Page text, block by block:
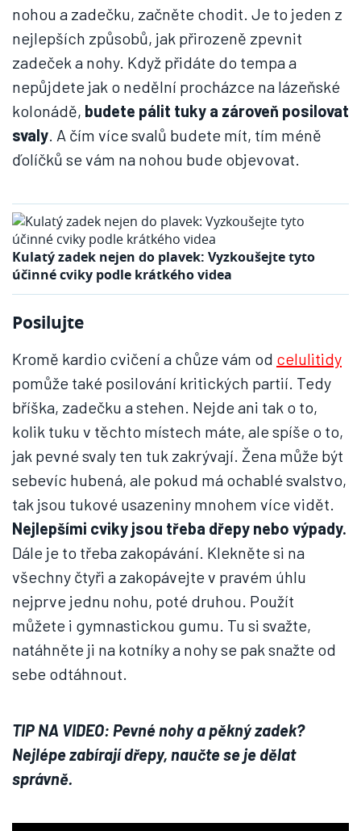
nohou a zadečku, začněte chodit. Je to jeden z
nejlepších způsobů, jak přirozeně zpevnit
zadeček a nohy. Když přidáte do tempa a
nepůjdete jak o nedělní procházce na lázeňské
kolonádě, budete pálit tuky a zároveň posilovat
svaly. A čím více svalů budete mít, tím méně
ďolíčků se vám na nohou bude objevovat.
Kulatý zadek nejen do plavek: Vyzkoušejte tyto
účinné cviky podle krátkého videa
Posilujte
Kromě kardio cvičení a chůze vám od celulitidy
pomůže také posilování kritických partií. Tedy
bříška, zadečku a stehen. Nejde ani tak o to,
kolik tuku v těchto místech máte, ale spíše o to,
jak pevné svaly ten tuk zakrývají. Žena může být
sebevíc hubená, ale pokud má ochablé svalstvo,
tak jsou tukové usazeniny mnohem více vidět.
Nejlepšími cviky jsou třeba dřepy nebo výpady.
Dále je to třeba zakopávání. Klekněte si na
všechny čtyři a zakopávejte v pravém úhlu
nejprve jednu nohu, poté druhou. Použít
můžete i gymnastickou gumu. Tu si svažte,
natáhněte ji na kotníky a nohy se pak snažte od
sebe odtáhnout.
TIP NA VIDEO: Pevné nohy a pěkný zadek?
Nejlépe zabírají dřepy, naučte se je dělat
správně.